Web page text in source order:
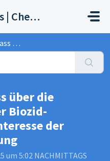
Helpdesk Biocides | Chemicals | Products
Vero...
über die
Biozid-
der
um 5:02 NACHMITTAGS